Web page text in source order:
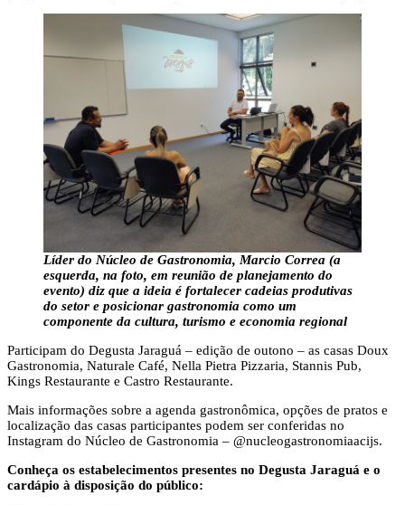
Líder do Núcleo de Gastronomia, Marcio Correa (a
esquerda, na foto, em reunião de planejamento do
evento) diz que a ideia é fortalecer cadeias produtivas
do setor e posicionar gastronomia como um
componente da cultura, turismo e economia regional
Participam do Degusta Jaraguá – edição de outono – as casas Doux
Gastronomia, Naturale Café, Nella Pietra Pizzaria, Stannis Pub,
Kings Restaurante e Castro Restaurante.
Mais informações sobre a agenda gastronômica, opções de pratos e
localização das casas participantes podem ser conferidas no
Instagram do Núcleo de Gastronomia – @nucleogastronomiaacijs.
Conheça os estabelecimentos presentes no Degusta Jaraguá e o
cardápio à disposição do público: